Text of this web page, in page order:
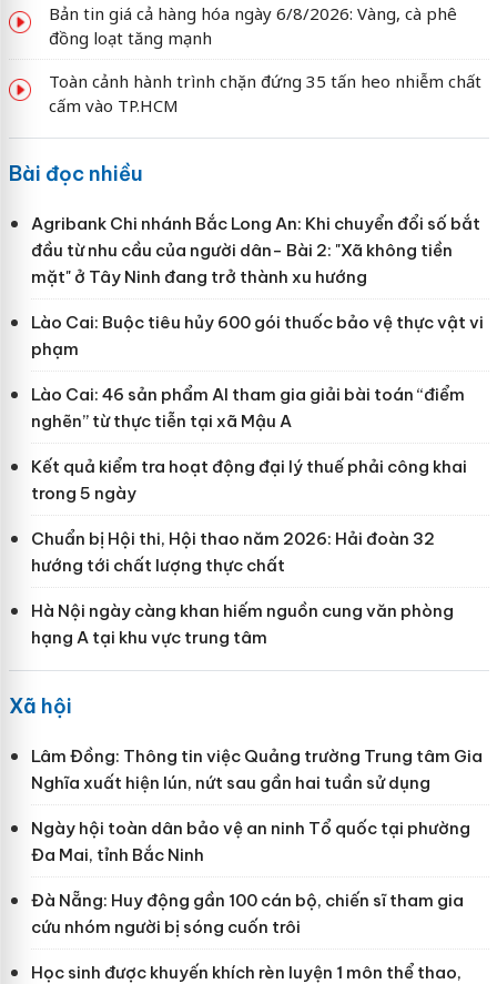
Bản tin giá cả hàng hóa ngày 6/8/2026: Vàng, cà phê
đồng loạt tăng mạnh
Toàn cảnh hành trình chặn đứng 35 tấn heo nhiễm chất
cấm vào TP.HCM
Bài đọc nhiều
Agribank Chi nhánh Bắc Long An: Khi chuyển đổi số bắt
đầu từ nhu cầu của người dân- Bài 2: "Xã không tiền
mặt" ở Tây Ninh đang trở thành xu hướng
Lào Cai: Buộc tiêu hủy 600 gói thuốc bảo vệ thực vật vi
phạm
Lào Cai: 46 sản phẩm AI tham gia giải bài toán “điểm
nghẽn” từ thực tiễn tại xã Mậu A
Kết quả kiểm tra hoạt động đại lý thuế phải công khai
trong 5 ngày
Chuẩn bị Hội thi, Hội thao năm 2026: Hải đoàn 32
hướng tới chất lượng thực chất
Hà Nội ngày càng khan hiếm nguồn cung văn phòng
hạng A tại khu vực trung tâm
Xã hội
Lâm Đồng: Thông tin việc Quảng trường Trung tâm Gia
Nghĩa xuất hiện lún, nứt sau gần hai tuần sử dụng
Ngày hội toàn dân bảo vệ an ninh Tổ quốc tại phường
Đa Mai, tỉnh Bắc Ninh
Đà Nẵng: Huy động gần 100 cán bộ, chiến sĩ tham gia
cứu nhóm người bị sóng cuốn trôi
Học sinh được khuyến khích rèn luyện 1 môn thể thao,